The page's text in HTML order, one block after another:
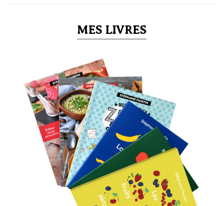
MES LIVRES